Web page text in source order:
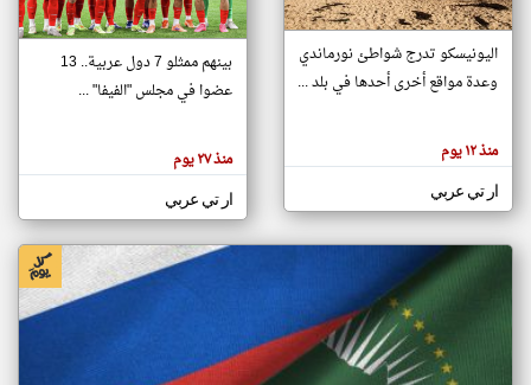
تغيير الدولة
اخبار جزر القمر على مدار الساعة
أهم اخبار جزر القمر العاجلة والمباشرة
هنا عن
وجهة
كاتبيها.
اليونيسكو تدرج شواطئ نورماندي
وعدة مواقع أخرى أحدها في بلد ...
منذ ١٢ يوم
ار تي عربي
بينهم ممثلو 7 دول عربية.. 13
عضوا في مجلس "الفيفا" ...
منذ ٢٧ يوم
ار تي عربي
klyoum.com